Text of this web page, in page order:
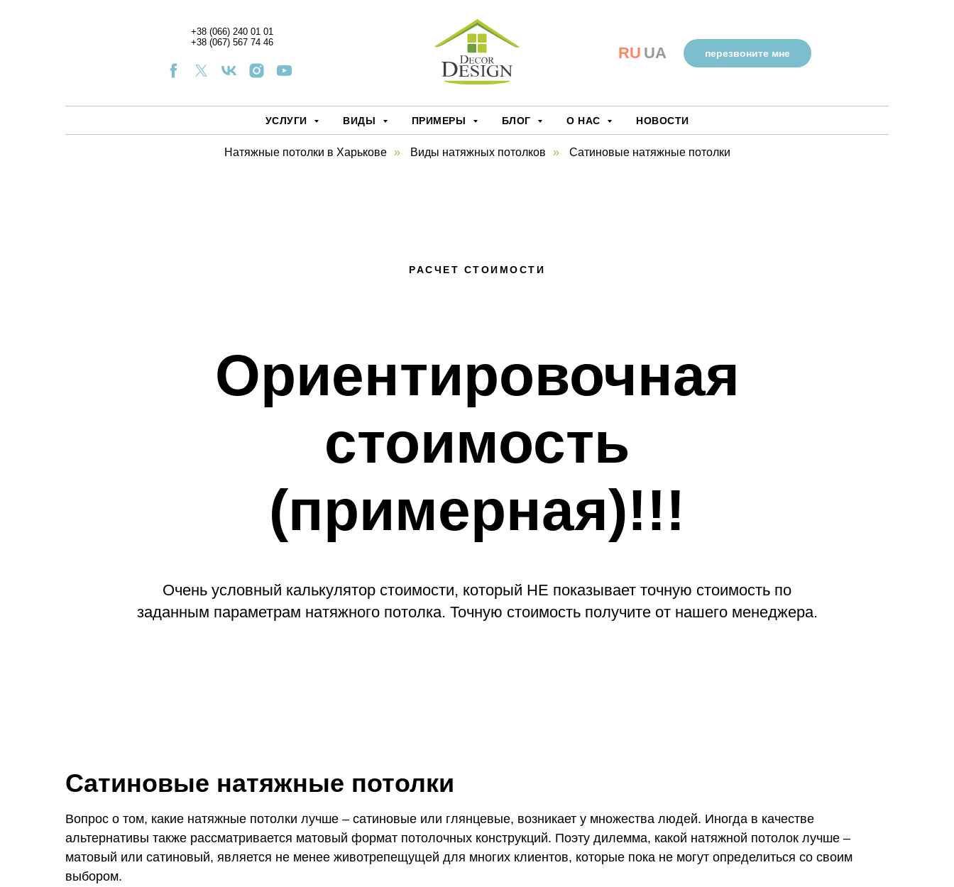
+38 (066) 240 01 01
+38 (067) 567 74 46
RU UA перезвоните мне
УСЛУГИ ВИДЫ ПРИМЕРЫ БЛОГ О НАС НОВОСТИ
Натяжные потолки в Харькове » Виды натяжных потолков » Сатиновые натяжные потолки
РАСЧЕТ СТОИМОСТИ
Ориентировочная
стоимость
(примерная)!!!
Очень условный калькулятор стоимости, который НЕ показывает точную стоимость по
заданным параметрам натяжного потолка. Точную стоимость получите от нашего менеджера.
Сатиновые натяжные потолки
Вопрос о том, какие натяжные потолки лучше – сатиновые или глянцевые, возникает у множества людей. Иногда в качестве
альтернативы также рассматривается матовый формат потолочных конструкций. Поэту дилемма, какой натяжной потолок лучше –
матовый или сатиновый, является не менее животрепещущей для многих клиентов, которые пока не могут определиться со своим
выбором.